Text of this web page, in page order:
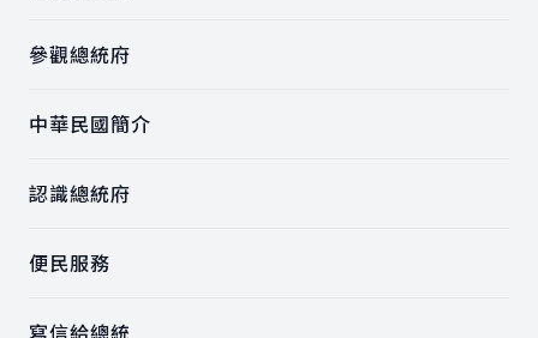
參觀總統府
中華民國簡介
認識總統府
便民服務
寫信給總統